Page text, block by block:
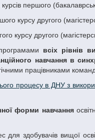
курсів першого
курсу другого
курсу другого
всіх рівнів
навчання в
працівниками
процесу в ДНУ з
форми навчання
для здобувачів вищої